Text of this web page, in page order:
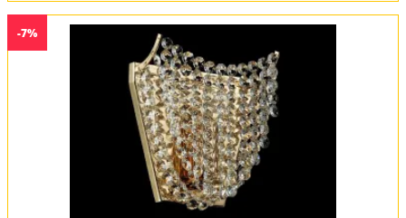
-7%